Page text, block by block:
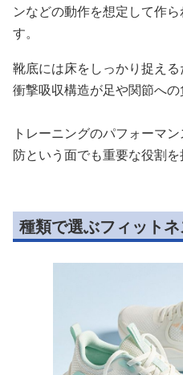
ンなどの動作を想定して作
す。
靴底には床をしっかり捉える
衝撃吸収構造が足や関節への
トレーニングのパフォーマ
防という面でも重要な役割を
種類で選ぶフィット